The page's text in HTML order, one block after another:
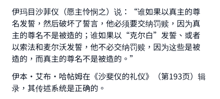
伊玛目沙菲仪（愿主怜悯之）说：“谁如果以真主的尊
名发誓，然后破坏了誓言，他必须要交纳罚赎，因为真
主的尊名不是被造的；谁如果以“克尔白”发誓、或者
以索法和麦尔沃发誓，他不必交纳罚赎，因为这些是被
造的，而真主的尊名不是被造的。”
伊本•艾布·哈帖姆在《沙斐仪的礼仪》（第193页）辑
录，其传述系统是正确的。